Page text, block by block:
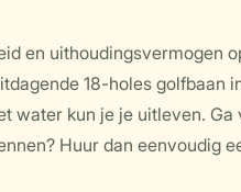
en uithoudingsvermogen
18-holes golfbaan
water kun je je uitleven.
Huur dan eenvoudig